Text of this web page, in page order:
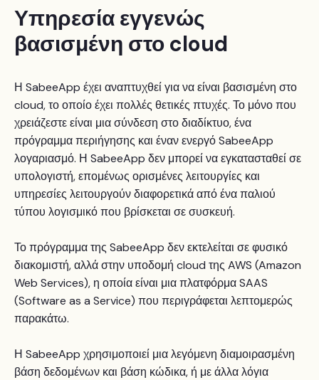
Υπηρεσία εγγενώς
βασισμένη στο cloud
Η SabeeApp έχει αναπτυχθεί για να είναι βασισμένη στο
cloud, το οποίο έχει πολλές θετικές πτυχές. Το μόνο που
χρειάζεστε είναι μια σύνδεση στο διαδίκτυο, ένα
πρόγραμμα περιήγησης και έναν ενεργό SabeeApp
λογαριασμό. Η SabeeApp δεν μπορεί να εγκατασταθεί σε
υπολογιστή, επομένως ορισμένες λειτουργίες και
υπηρεσίες λειτουργούν διαφορετικά από ένα παλιού
τύπου λογισμικό που βρίσκεται σε συσκευή.
Το πρόγραμμα της SabeeApp δεν εκτελείται σε φυσικό
διακομιστή, αλλά στην υποδομή cloud της AWS (Amazon
Web Services), η οποία είναι μια πλατφόρμα SAAS
(Software as a Service) που περιγράφεται λεπτομερώς
παρακάτω.
Η SabeeApp χρησιμοποιεί μια λεγόμενη διαμοιρασμένη
βάση δεδομένων και βάση κώδικα, ή με άλλα λόγια